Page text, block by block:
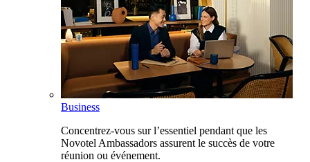
Business
Concentrez-vous sur l’essentiel pendant que les
Novotel Ambassadors assurent le succès de votre
réunion ou événement.